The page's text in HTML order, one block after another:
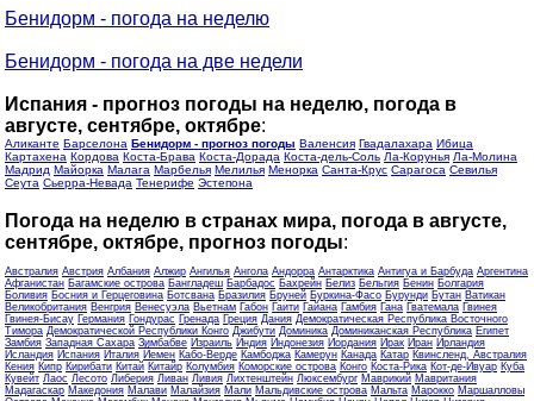
Бенидорм - погода на неделю
Бенидорм - погода на две недели
Испания - прогноз погоды на неделю, погода в
августе, сентябре, октябре:
Аликанте Барселона Бенидорм - прогноз погоды Валенсия Гвадалахара Ибица
Картахена Кордова Коста-Брава Коста-Дорада Коста-дель-Соль Ла-Корунья Ла-Молина
Мадрид Майорка Малага Марбелья Мелилья Менорка Санта-Крус Сарагоса Севилья
Сеута Сьерра-Невада Тенерифе Эстепона
Погода на неделю в странах мира, погода в августе,
сентябре, октябре, прогноз погоды:
Австралия Австрия Албания Алжир Ангилья Ангола Андорра Антарктика Антигуа и Барбуда Аргентина
Афганистан Багамские острова Бангладеш Барбадос Бахрейн Белиз Бельгия Бенин Болгария
Боливия Босния и Герцеговина Ботсвана Бразилия Бруней Буркина-Фасо Бурунди Бутан Ватикан
Великобритания Венгрия Венесуэла Вьетнам Габон Гаити Гайана Гамбия Гана Гватемала Гвинея
Гвинея-Бисау Германия Гондурас Гренада Греция Дания Демократическая Республика Восточного
Тимора Демократической Республики Конго Джибути Доминика Доминиканская Республика Египет
Замбия Западная Сахара Зимбабве Израиль Индия Индонезия Иордания Ирак Иран Ирландия
Исландия Испания Италия Йемен Кабо-Верде Камбоджа Камерун Канада Катар Квинсленд, Австралия
Кения Кипр Кирибати Китай Китайр Колумбия Коморские острова Конго Коста-Рика Кот-де-Ивуар Куба
Кувейт Лаос Лесото Либерия Ливан Ливия Лихтенштейн Люксембург Маврикий Мавритания
Мадагаскар Македония Малави Малайзия Мали Мальдивские острова Мальта Марокко Маршалловы